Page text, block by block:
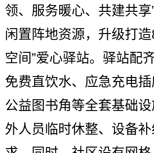
领、服务暖心、共建共
闲置阵地资源，升级打
空间”爱心驿站。驿站配
免费直饮水、应急充电
公益图书角等全套基础
外人员临时休整、设备